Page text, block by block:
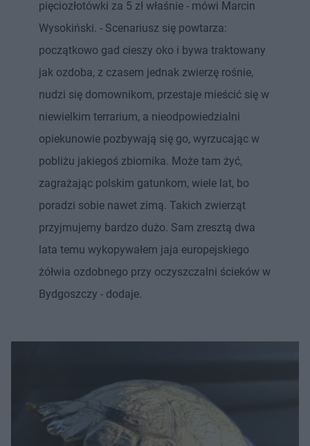
pięciozłotówki za 5 zł właśnie - mówi Marcin
Wysokiński. - Scenariusz się powtarza:
początkowo gad cieszy oko i bywa traktowany
jak ozdoba, z czasem jednak zwierzę rośnie,
nudzi się domownikom, przestaje mieścić się w
niewielkim terrarium, a nieodpowiedzialni
opiekunowie pozbywają się go, wyrzucając w
pobliżu jakiegoś zbiornika. Może tam żyć,
zagrażając polskim gatunkom, wiele lat, bo
poradzi sobie nawet zimą. Takich zwierząt
przyjmujemy bardzo dużo. Sam zresztą dwa
lata temu wykopywałem jaja europejskiego
żółwia ozdobnego przy oczyszczalni ścieków w
Bydgoszczy - dodaje.